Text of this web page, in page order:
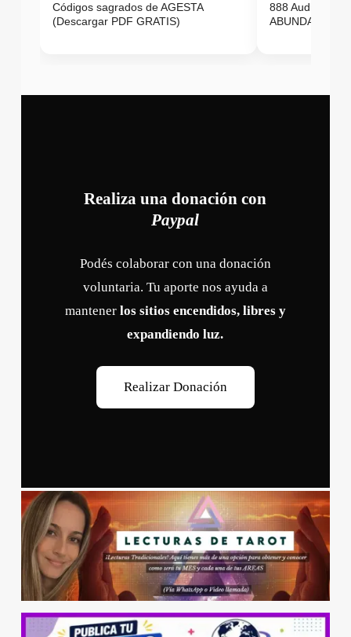
Códigos sagrados de AGESTA
(Descargar PDF GRATIS)
888 Audio
ABUNDANCIA
Realiza una donación con
Paypal
Podés colaborar con una donación
voluntaria. Tu aporte nos ayuda a
mantener los sitios encendidos, libres y
expandiendo luz.
Realizar Donación